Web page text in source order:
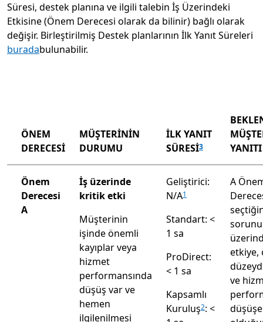
Süresi, destek planına ve ilgili talebin İş Üzerindeki
Etkisine (Önem Derecesi olarak da bilinir) bağlı olarak
değişir. Birleştirilmiş Destek planlarının İlk Yanıt Süreleri
buradabulunabilir.
ÖNEM
DERECESİ
MÜŞTERİNİN
DURUMU
İLK YANIT
SÜRESİ3
YANITI
Önem
Derecesi
A
İş üzerinde
kritik etki
Müşterinin
işinde önemli
kayıplar veya
hizmet
performansında
düşüş var ve
hemen
ilgilenilmesi
Geliştirici:
N/A1
Standart: <
1 sa
ProDirect:
< 1 sa
Kapsamlı
Kuruluş2: <
A
etkiye,
ve